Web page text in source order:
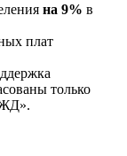
на 9% в
плат
только